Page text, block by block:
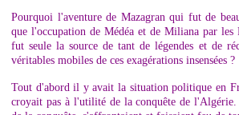
Pourquoi l'aventure de Mazagran qui fut de
que l'occupation de Médéa et de Miliana par les
fut seule la source de tant de légendes et de
véritables mobiles de ces exagérations insensées ?
Tout d'abord il y avait la situation politique en
croyait pas à l'utilité de la conquête de l'Algérie.